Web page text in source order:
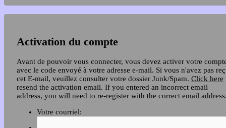
Activation du compte
Avant de pouvoir vous connecter, vous devez activer votre
avec le code envoyé à votre adresse e-mail. Si vous n'avez pas
cet E-mail, veuillez consulter votre dossier Junk/Spam. Click here
resend the activation email. If you entered an incorrect email
address, you will need to re-register with the correct email
Votre courriel: